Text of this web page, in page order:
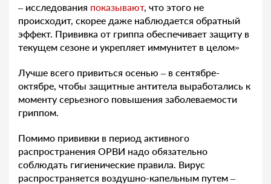
– исследования показывают, что этого не
происходит, скорее даже наблюдается обратный
эффект. Прививка от гриппа обеспечивает защиту в
текущем сезоне и укрепляет иммунитет в целом»
Лучше всего привиться осенью – в сентябре-
октябре, чтобы защитные антитела выработались к
моменту серьезного повышения заболеваемости
гриппом.
Помимо прививки в период активного
распространения ОРВИ надо обязательно
соблюдать гигиенические правила. Вирус
распространяется воздушно-капельным путем –